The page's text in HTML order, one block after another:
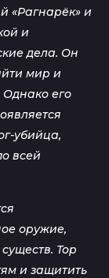
«Рагнарёк» и
и
дела. Он
мир и
его
убийца,
всей
оружие,
Тор
и защитить